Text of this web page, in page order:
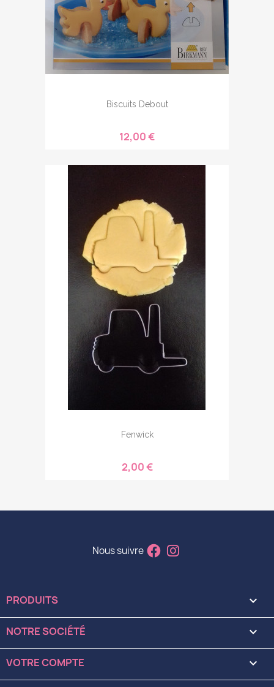
Biscuits Debout
12,00 €
Fenwick
2,00 €
Nous suivre
PRODUITS 
NOTRE SOCIÉTÉ 
VOTRE COMPTE 